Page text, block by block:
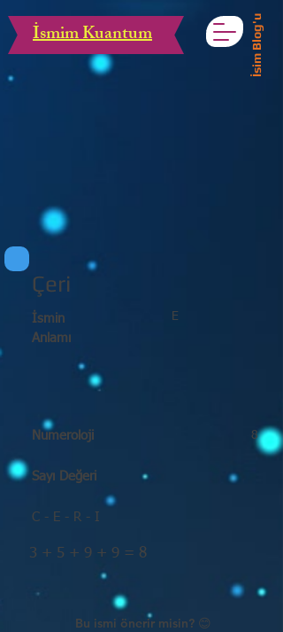
İsmim Kuantum İsim Blog'u
Çeri
E
İsmin
Anlamı
Numeroloji
Sayı Değeri
8
C - E - R - I
3 + 5 + 9 + 9 = 8
Bu ismi önerir misin? 😊